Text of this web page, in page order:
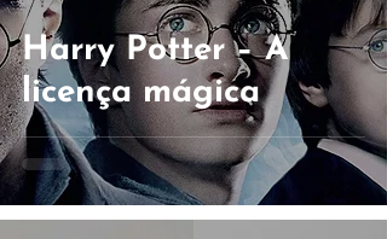
Harry Potter – A
licença mágica